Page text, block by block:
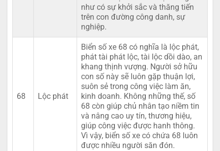
như có sự khởi sắc và thăng tiến
trên con đường công danh, sự
nghiệp.
68 Lộc phát
Biển số xe 68 có nghĩa là lộc phát,
phát tài phát lộc, tài lộc dồi dào, an
khang thịnh vượng. Người sở hữu
con số này sẽ luôn gặp thuận lợi,
suôn sẻ trong công việc làm ăn,
kinh doanh. Không những thế, số
68 còn giúp chủ nhân tạo niềm tin
và nâng cao uy tín, thương hiệu,
giúp công việc được hanh thông.
Vì vậy, biển số xe có chứa 68 luôn
được nhiều người săn đón.